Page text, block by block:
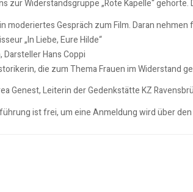
zur Widerstandsgruppe „Rote Kapelle“
moderiertes Gespräch zum Film. Daran nehmen
„In Liebe, Eure Hilde“
Hans Coppi
die zum Thema Frauen im Widerstand
Genest, Leiterin der Gedenkstätte KZ
ist frei, um eine Anmeldung wird über
KMD aktuelle 15 Nachrichten2
08.12.25: KMD aktuelle 15, Nachrichten 1